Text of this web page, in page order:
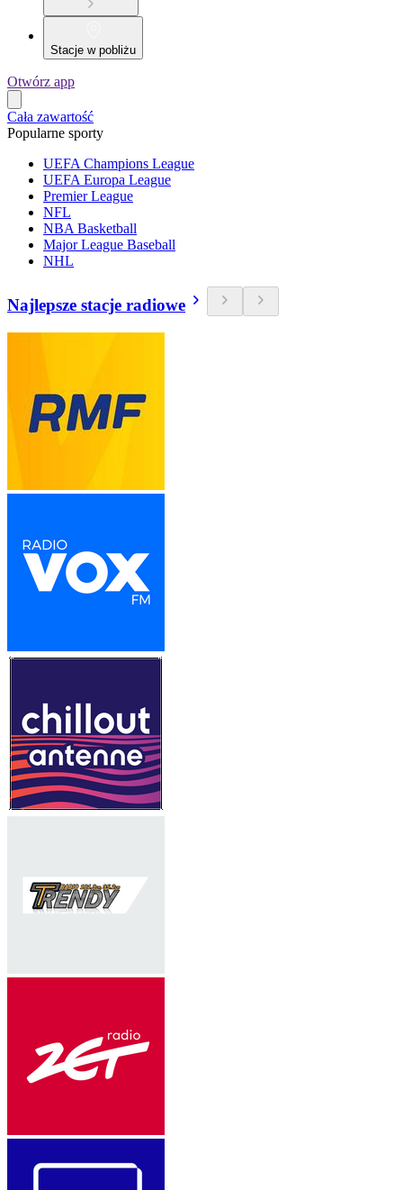
Stacje w pobliżu
Otwórz app
Cała zawartość
Popularne sporty
UEFA Champions League
UEFA Europa League
Premier League
NFL
NBA Basketball
Major League Baseball
NHL
Najlepsze stacje radiowe